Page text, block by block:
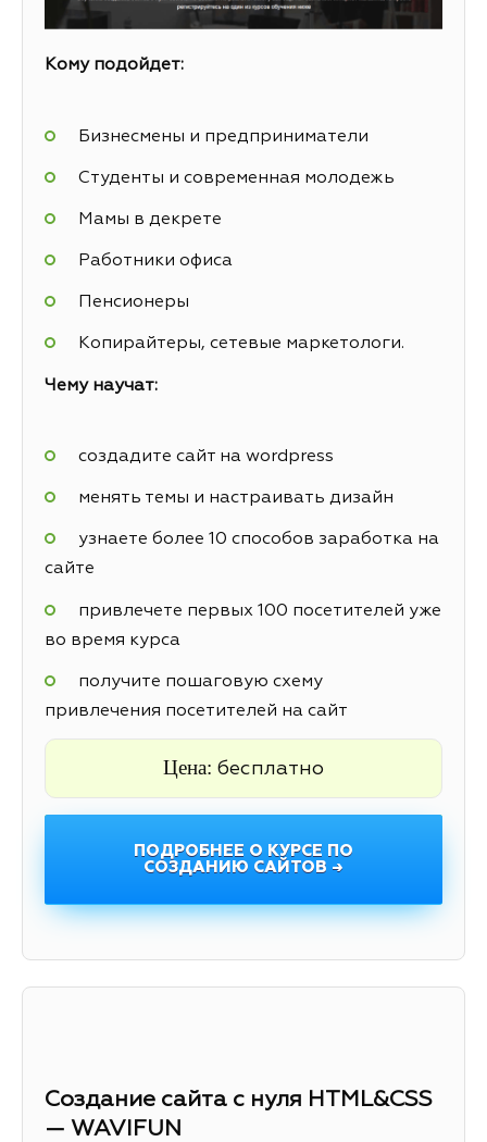
Кому подойдет:
Бизнесмены и предприниматели
Студенты и современная молодежь
Мамы в декрете
Работники офиса
Пенсионеры
Копирайтеры, сетевые маркетологи.
Чему научат:
создадите сайт на wordpress
менять темы и настраивать дизайн
узнаете более 10 способов заработка на
сайте
привлечете первых 100 посетителей уже
во время курса
получите пошаговую схему
привлечения посетителей на сайт
Цена: бесплатно
ПОДРОБНЕЕ О КУРСЕ ПО
СОЗДАНИЮ САЙТОВ →
Создание сайта с нуля HTML&CSS
— WAVIFUN